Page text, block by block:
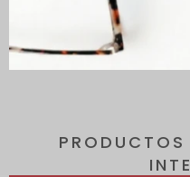
nasal de silicona de fácil
Beans.
PRODUCTOS